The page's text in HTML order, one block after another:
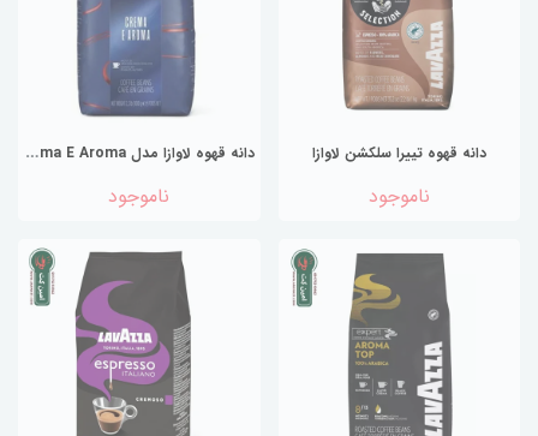
دانه قهوه تییرا سلکشن لاوازا
ناموجود
د
انه قهوه لاوازا مدل Crema E Aroma وزن ۱ کیلوگرم
ناموجود